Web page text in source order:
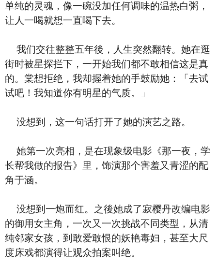
单纯的灵魂，像一碗没加任何调味的温热白粥，
让人一喝就想一直喝下去。
我们交往整整五年後，人生突然翻转。她在逛
街时被星探拦下，一开始我们都不敢相信这是真
的。棠想拒绝，我却握着她的手鼓励她：「去试
试吧！我知道你有明星的气质。」
没想到，这一句话打开了她的演艺之路。
她第一次亮相，是在现象级电影《那一夜，学
长帮我做的报告》里，饰演那个害羞又青涩的配
角于涵。
没想到一炮而红。之後她成了寂樱丹改编电影
的御用女主角，一次又一次挑战不同类型，从清
纯邻家女孩，到敢爱敢恨的妖艳毒妇，甚至大尺
度床戏都演得让观众拍案叫绝。